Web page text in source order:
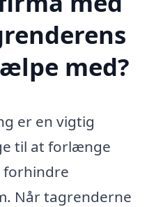
med?
er en vigtig
til at forlænge
forhindre
Når tagrenderne